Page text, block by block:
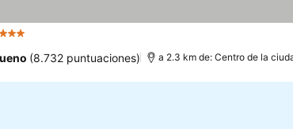
(8.732 puntuaciones) a 2.3 km de: Centro de la